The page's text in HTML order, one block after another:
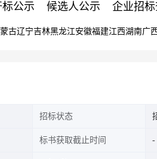
标公示 候选人公示 企业招
古辽宁吉林黑龙江安徽福建江西湖南广
招标状态
标书获取截止时间